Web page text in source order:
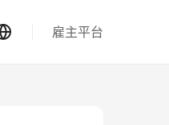
雇主平台